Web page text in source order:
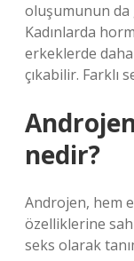
oluşumunun da
Kadınlarda
erkeklerde
çıkabilir. Farklı
nedir?
Androjen, hem
özelliklerine
seks olarak